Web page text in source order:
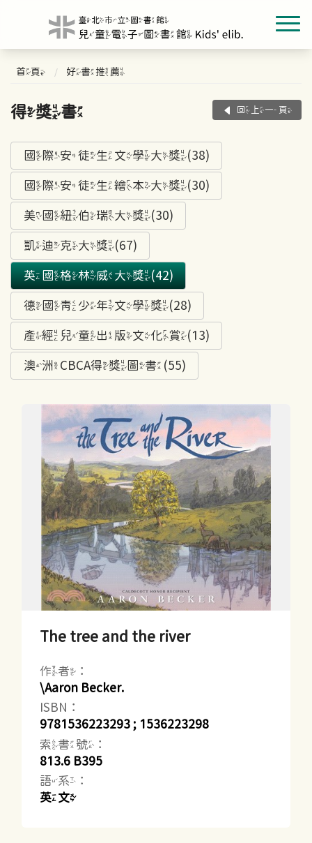
首頁 好書推薦
得獎書 回上一頁
國際安徒生文學大獎(38)
國際安徒生繪本大獎(30)
美國紐伯瑞大獎(30)
凱迪克大獎(67)
英國格林威大獎(42)
德國青少年文學獎(28)
產經兒童出版文化賞(13)
澳洲CBCA得獎圖書(55)
The tree and the river
作者：
\Aaron Becker.
ISBN：
9781536223293 ; 1536223298
索書號：
813.6 B395
語系：
英文